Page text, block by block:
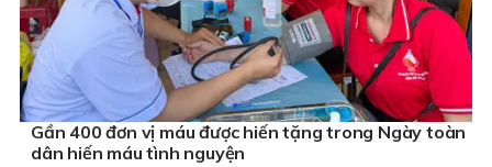
Gần 400 đơn vị máu được hiến tặng trong Ngày toàn
dân hiến máu tình nguyện